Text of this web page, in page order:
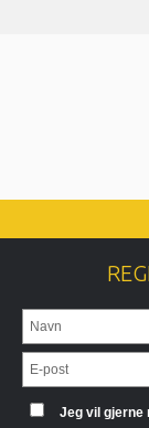
Jeg vil gjerne